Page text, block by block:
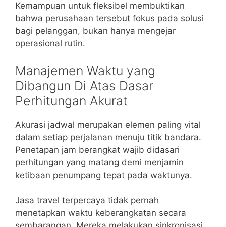
Kemampuan untuk fleksibel membuktikan
bahwa perusahaan tersebut fokus pada solusi
bagi pelanggan, bukan hanya mengejar
operasional rutin.
Manajemen Waktu yang
Dibangun Di Atas Dasar
Perhitungan Akurat
Akurasi jadwal merupakan elemen paling vital
dalam setiap perjalanan menuju titik bandara.
Penetapan jam berangkat wajib didasari
perhitungan yang matang demi menjamin
ketibaan penumpang tepat pada waktunya.
Jasa travel terpercaya tidak pernah
menetapkan waktu keberangkatan secara